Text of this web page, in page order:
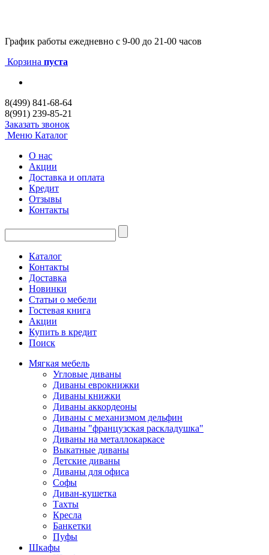
График работы ежедневно с 9-00 до 21-00 часов
Корзина пуста
8(499) 841-68-64
8(991) 239-85-21
Заказать звонок
Меню Каталог
О нас
Акции
Доставка и оплата
Кредит
Отзывы
Контакты
Каталог
Контакты
Доставка
Новинки
Статьи о мебели
Гостевая книга
Акции
Купить в кредит
Поиск
Мягкая мебель
Угловые диваны
Диваны еврокнижки
Диваны книжки
Диваны аккордеоны
Диваны с механизмом дельфин
Диваны "французская раскладушка"
Диваны на металлокаркасе
Выкатные диваны
Детские диваны
Диваны для офиса
Софы
Диван-кушетка
Тахты
Кресла
Банкетки
Пуфы
Шкафы